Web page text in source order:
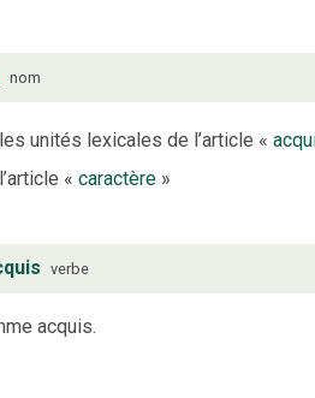
nom
unités lexicales de l’article «
« caractère»
verbe
acquis.